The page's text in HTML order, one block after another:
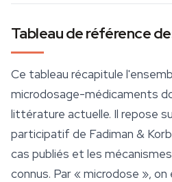
Tableau de référence
Ce tableau récapitule
microdosage-médicaments
littérature actuelle. Il repose
participatif de Fadiman &
cas publiés et les
connus. Par « microdose »,